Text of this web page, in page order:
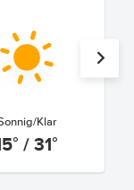
Klar
/ 31°